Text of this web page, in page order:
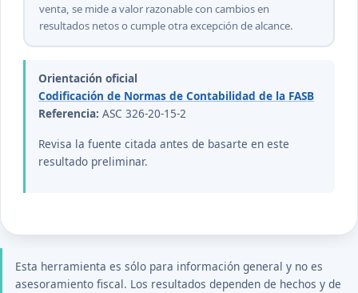
venta, se mide a valor razonable con cambios en
resultados netos o cumple otra excepción de alcance.
Orientación oficial
Codificación de Normas de Contabilidad de la FASB
Referencia: ASC 326-20-15-2
Revisa la fuente citada antes de basarte en este
resultado preliminar.
Esta herramienta es sólo para información general y no es
asesoramiento fiscal. Los resultados dependen de hechos y de